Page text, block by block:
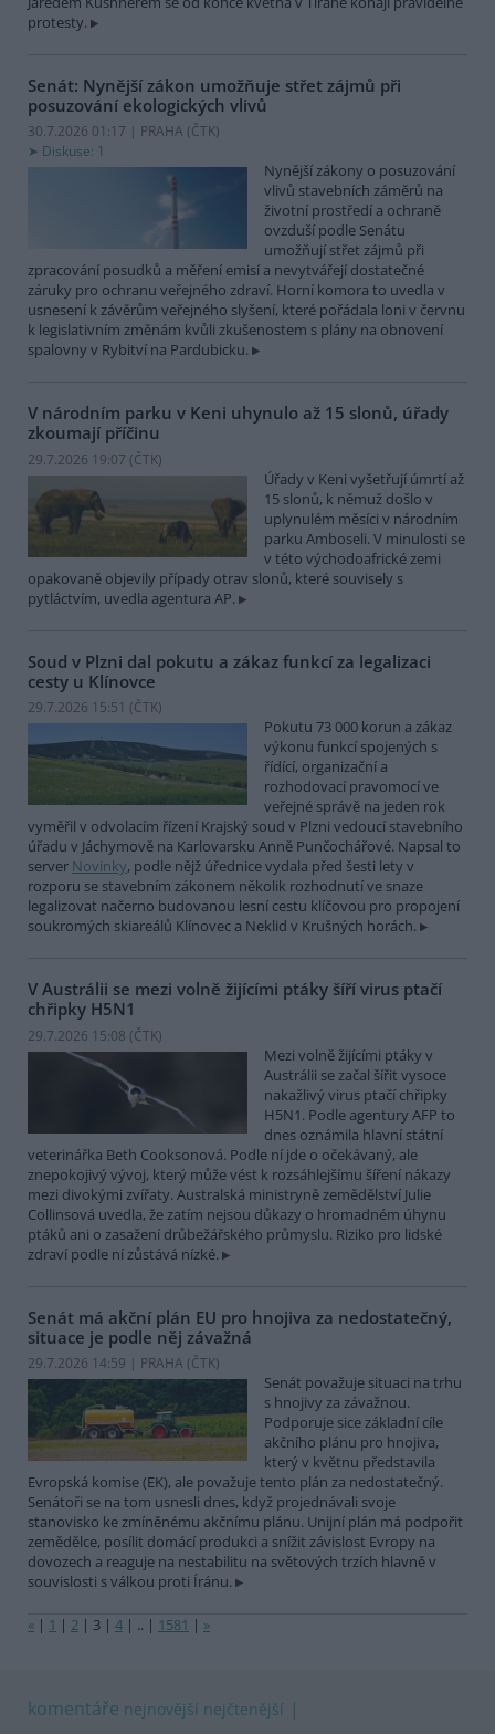
protesty.
Senát: Nynější zákon umožňuje střet zájmů při
posuzování ekologických vlivů
30.7.2026 01:17 | PRAHA (ČTK)
Diskuse: 1
Nynější zákony o posuzování
vlivů stavebních záměrů na
životní prostředí a ochraně
ovzduší podle Senátu
umožňují střet zájmů při
zpracování posudků a měření emisí a nevytvářejí dostatečné
záruky pro ochranu veřejného zdraví. Horní komora to uvedla v
usnesení k závěrům veřejného slyšení, které pořádala loni v červnu
k legislativním změnám kvůli zkušenostem s plány na obnovení
spalovny v Rybitví na Pardubicku.
V národním parku v Keni uhynulo až 15 slonů, úřady
zkoumají příčinu
29.7.2026 19:07 (ČTK)
Úřady v Keni vyšetřují úmrtí až
15 slonů, k němuž došlo v
uplynulém měsíci v národním
parku Amboseli. V minulosti se
v této východoafrické zemi
opakovaně objevily případy otrav slonů, které souvisely s
pytláctvím, uvedla agentura AP.
Soud v Plzni dal pokutu a zákaz funkcí za legalizaci
cesty u Klínovce
29.7.2026 15:51 (ČTK)
Pokutu 73 000 korun a zákaz
výkonu funkcí spojených s
řídící, organizační a
rozhodovací pravomocí ve
veřejné správě na jeden rok
vyměřil v odvolacím řízení Krajský soud v Plzni vedoucí stavebního
úřadu v Jáchymově na Karlovarsku Anně Punčochářové. Napsal to
server Novinky, podle nějž úřednice vydala před šesti lety v
rozporu se stavebním zákonem několik rozhodnutí ve snaze
legalizovat načerno budovanou lesní cestu klíčovou pro propojení
soukromých skiareálů Klínovec a Neklid v Krušných horách.
V Austrálii se mezi volně žijícími ptáky šíří virus ptačí
chřipky H5N1
29.7.2026 15:08 (ČTK)
Mezi volně žijícími ptáky v
Austrálii se začal šířit vysoce
nakažlivý virus ptačí chřipky
H5N1. Podle agentury AFP to
dnes oznámila hlavní státní
veterinářka Beth Cooksonová. Podle ní jde o očekávaný, ale
znepokojivý vývoj, který může vést k rozsáhlejšímu šíření nákazy
mezi divokými zvířaty. Australská ministryně zemědělství Julie
Collinsová uvedla, že zatím nejsou důkazy o hromadném úhynu
ptáků ani o zasažení drůbežářského průmyslu. Riziko pro lidské
zdraví podle ní zůstává nízké.
Senát má akční plán EU pro hnojiva za nedostatečný,
situace je podle něj závažná
29.7.2026 14:59 | PRAHA (ČTK)
Senát považuje situaci na trhu
s hnojivy za závažnou.
Podporuje sice základní cíle
akčního plánu pro hnojiva,
který v květnu představila
Evropská komise (EK), ale považuje tento plán za nedostatečný.
Senátoři se na tom usnesli dnes, když projednávali svoje
stanovisko ke zmíněnému akčnímu plánu. Unijní plán má podpořit
zemědělce, posílit domácí produkci a snížit závislost Evropy na
dovozech a reaguje na nestabilitu na světových trzích hlavně v
souvislosti s válkou proti Íránu.
« | 1 | 2 | 3 | 4 | .. | 1581 | »
komentáře nejnovější nejčtenější